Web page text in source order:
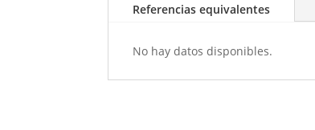
Referencias equivalentes
No hay datos disponibles.